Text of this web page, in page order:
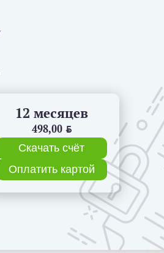
12 месяцев
498,00 BYN
Скачать счёт
Оплатить картой